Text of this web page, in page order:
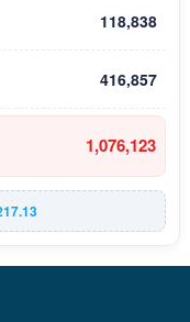
118,838
416,857
1,076,123